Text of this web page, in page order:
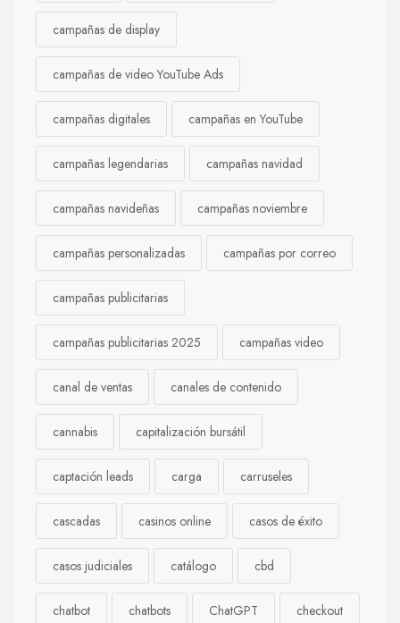
campañas de display
campañas de video YouTube Ads
campañas digitales campañas en YouTube
campañas legendarias campañas navidad
campañas navideñas campañas noviembre
campañas personalizadas campañas por correo
campañas publicitarias
campañas publicitarias 2025 campañas video
canal de ventas canales de contenido
cannabis capitalización bursátil
captación leads carga carruseles
cascadas casinos online casos de éxito
casos judiciales catálogo cbd
chatbot chatbots ChatGPT checkout